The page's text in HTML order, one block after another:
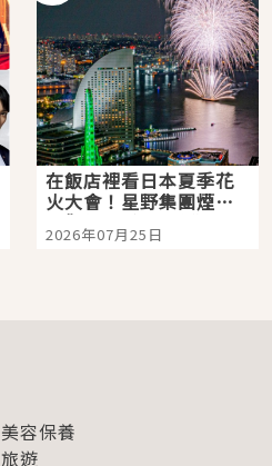
在飯店裡看日本夏季花
火大會！星野集團煙火
景觀飯店6選，讓你不用
人擠人悠閒欣賞
2026年07月25日
美容保養
旅遊